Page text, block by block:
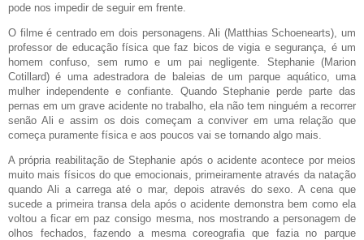
pode nos impedir de seguir em frente.
O filme é centrado em dois personagens. Ali (Matthias Schoenearts), um
professor de educação física que faz bicos de vigia e segurança, é um
homem confuso, sem rumo e um pai negligente. Stephanie (Marion
Cotillard) é uma adestradora de baleias de um parque aquático, uma
mulher independente e confiante. Quando Stephanie perde parte das
pernas em um grave acidente no trabalho, ela não tem ninguém a recorrer
senão Ali e assim os dois começam a conviver em uma relação que
começa puramente física e aos poucos vai se tornando algo mais.
A própria reabilitação de Stephanie após o acidente acontece por meios
muito mais físicos do que emocionais, primeiramente através da natação
quando Ali a carrega até o mar, depois através do sexo. A cena que
sucede a primeira transa dela após o acidente demonstra bem como ela
voltou a ficar em paz consigo mesma, nos mostrando a personagem de
olhos fechados, fazendo a mesma coreografia que fazia no parque